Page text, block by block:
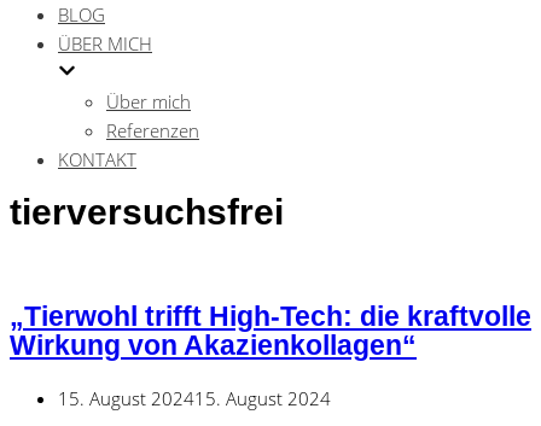
BLOG
ÜBER MICH
Über mich
Referenzen
KONTAKT
tierversuchsfrei
„Tierwohl trifft High-Tech: die kraftvolle
Wirkung von Akazienkollagen“
15. August 202415. August 2024